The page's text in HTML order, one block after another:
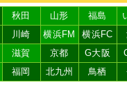
秋田 山形 福島
川崎 横浜FM 横浜FC
滋賀 京都 G大阪
福岡 北九州 鳥栖